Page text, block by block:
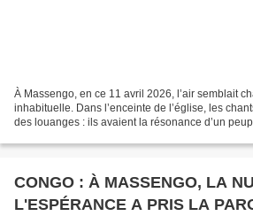
À Massengo, en ce 11 avril 2026, l’air semblait
inhabituelle. Dans l’enceinte de l’église, les
des louanges : ils avaient la résonance d’un
CONGO : À MASSENGO, LA
L'ESPÉRANCE A PRIS LA